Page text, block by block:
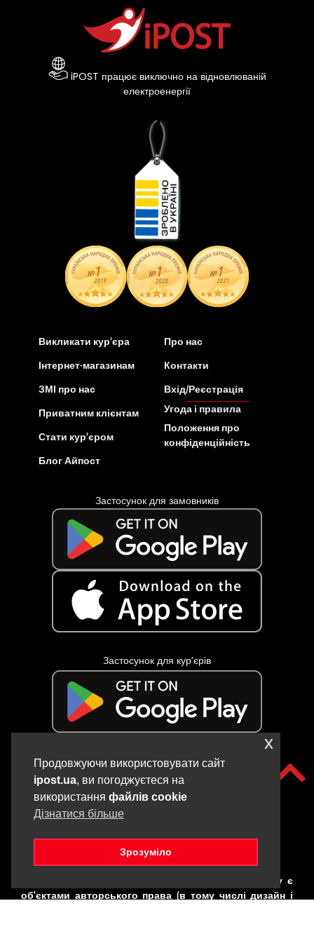
iPOST працює виключно на відновлюваній
електроенергії
Викликати кур’єра
Інтернет-магазинам
ЗМІ про нас
Приватним клієнтам
Стати кур’єром
Блог Айпост
Про нас
Контакти
Вхід/Реєстрація
Угода і правила
Положення про
конфіденційність
Застосунок для замовників
Застосунок для кур’єрів
Copyright © iPOST, 2017-2025. Всі матеріали даного сайту є
об'єктами авторського права (в тому числі дизайн і
Продовжуючи використовувати сайт
ipost.ua, ви погоджуєтеся на
використання файлів cookie
Дізнатися більше
Зрозуміло
x